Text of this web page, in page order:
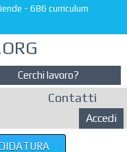
- 686 curriculum
ORG
Cerchi lavoro?
Contatti
Accedi